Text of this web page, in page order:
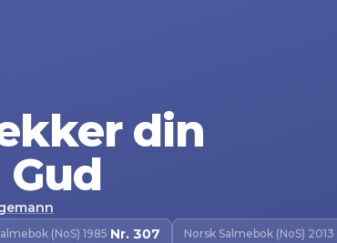
din
(NoS) 1985·Nr. 307 Norsk Salmebok (NoS) 2013·